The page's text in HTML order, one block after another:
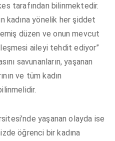
tarafından bilinmektedir.
kadına yönelik her şiddet
düzen ve onun mevcut
aileyi tehdit ediyor”
savunanların, yaşanan
ve tüm kadın
yaşanan olayda ise
öğrenci bir kadına